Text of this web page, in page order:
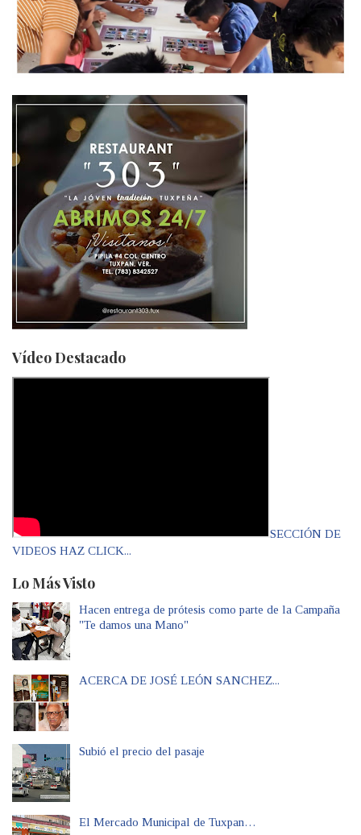
Vídeo Destacado
SECCIÓN DE
VIDEOS HAZ CLICK...
Lo Más Visto
Hacen entrega de prótesis como parte de la Campaña
"Te damos una Mano"
ACERCA DE JOSÉ LEÓN SANCHEZ...
Subió el precio del pasaje
El Mercado Municipal de Tuxpan…